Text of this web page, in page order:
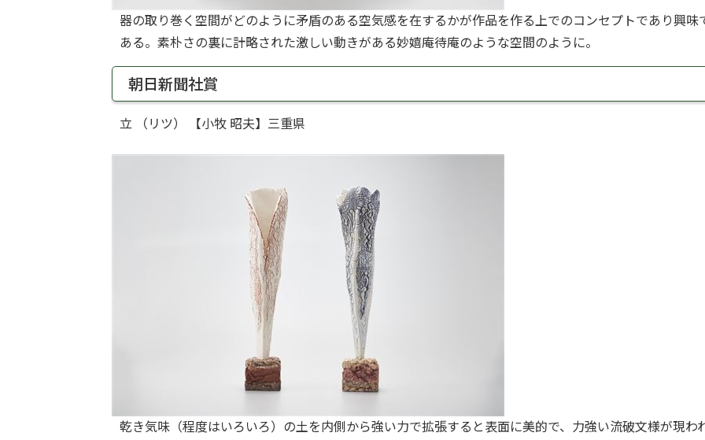
器の取り巻く空間がどのように矛盾のある空気感を在するかが作品を作る上でのコンセプトであり興味
ある。素朴さの裏に計略された激しい動きがある妙嬉庵待庵のような空間のように。
朝日新聞社賞
立 （リツ） 【小牧 昭夫】三重県
乾き気味（程度はいろいろ）の土を内側から強い力で拡張すると表面に美的で、力強い流破文様が現わ